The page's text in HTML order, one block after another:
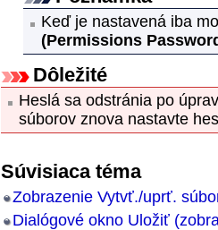
Keď je nastavená iba
(Permissions
Dôležité
Heslá sa odstránia po
súborov znova nastavte
Súvisiaca téma
Zobrazenie Vytvť./uprť.
Dialógové okno Uložiť